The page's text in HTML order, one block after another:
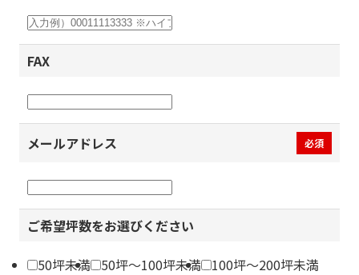
FAX
メールアドレス 必須
ご希望坪数をお選びください
50坪未満 50坪～100坪未満
100坪～200坪未満